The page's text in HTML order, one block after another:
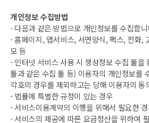
개인정보 수집방법
- 다음과 같은 방법으로 개인정보를 수집합
- 홈페이지, 앱서비스, 서면양식, 팩스, 전화,
모 등
- 인터넷 서비스 사용 시 생성정보 수집 툴을
툴과 같은 수집 툴 등) 이용자의 개인정보를
각호의 경우를 제외하고는 당해 이용자의 동
- 법률에 특별한 규정이 있는 경우
- 서비스이용계약의 이행을 위해서 필요한
- 서비스의 제공에 따른 요금정산을 위하여